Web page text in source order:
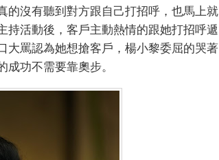
的沒有聽到對方跟自己打招呼，也馬上就
持活動後，客戶主動熱情的跟她打招呼遞
大罵認為她想搶客戶，楊小黎委屈的哭著
功不需要靠奧步。